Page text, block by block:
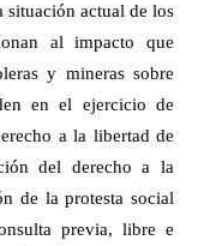
situación actual de los
al impacto que
y mineras sobre
en el ejercicio de
a la libertad de
del derecho a la
de la protesta social
previa, libre e